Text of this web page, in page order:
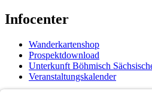
Infocenter
Wanderkartenshop
Prospektdownload
Unterkunft Böhmisch
Veranstaltungskalender